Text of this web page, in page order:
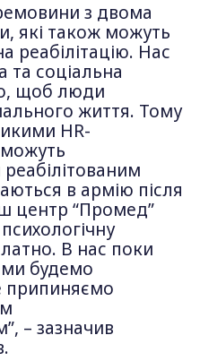
з двома
які також можуть
реабілітацію. Нас
та соціальна
щоб люди
життя. Тому
НR-
в армію після
центр “Промед”
В нас поки
ми будемо
припиняємо
– зазначив